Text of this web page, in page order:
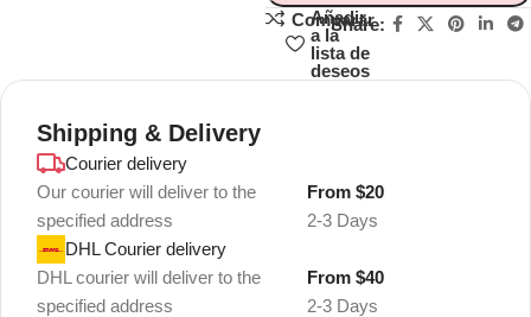
Comparar
Añadir
a la
lista de
deseos
Share:
Shipping & Delivery
Courier delivery
Our courier will deliver to the
specified address
2-3 Days
From $20
DHL Courier delivery
DHL courier will deliver to the
specified address
2-3 Days
From $40